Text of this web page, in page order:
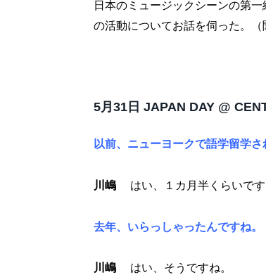
日本のミュージックシーンの第
の活動についてお話を伺った。（
5月31日 JAPAN DAY @
以前、ニューヨークで語学留学さ
川嶋 はい、１カ月半くらいです
去年、いらっしゃったんですね。
川嶋 はい、そうですね。